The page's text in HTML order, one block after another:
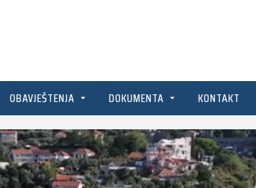
OBAVJEŠTENJA DOKUMENTA KONTAKT